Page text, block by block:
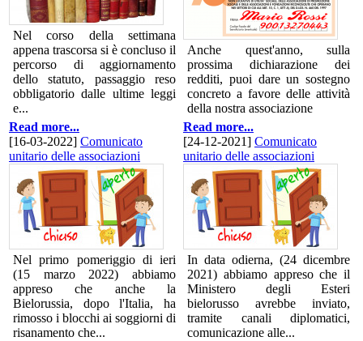
Nel corso della settimana
appena trascorsa si è concluso il
percorso di aggiornamento
dello statuto, passaggio reso
obbligatorio dalle ultime leggi
e...
Read more...
[16-03-2022] Comunicato
unitario delle associazioni
Nel primo pomeriggio di ieri
(15 marzo 2022) abbiamo
appreso che anche la
Bielorussia, dopo l'Italia, ha
rimosso i blocchi ai soggiorni di
risanamento che...
Anche quest'anno, sulla
prossima dichiarazione dei
redditi, puoi dare un sostegno
concreto a favore delle attività
della nostra associazione
Read more...
[24-12-2021] Comunicato
unitario delle associazioni
In data odierna, (24 dicembre
2021) abbiamo appreso che il
Ministero degli Esteri
bielorusso avrebbe inviato,
tramite canali diplomatici,
comunicazione alle...